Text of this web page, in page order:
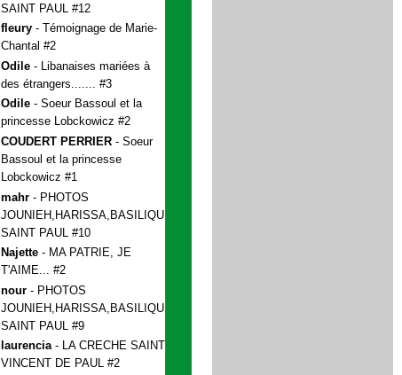
SAINT PAUL #12
fleury - Témoignage de Marie-
Chantal #2
Odile - Libanaises mariées à
des étrangers....... #3
Odile - Soeur Bassoul et la
princesse Lobckowicz #2
COUDERT PERRIER - Soeur
Bassoul et la princesse
Lobckowicz #1
mahr - PHOTOS
JOUNIEH,HARISSA,BASILIQUE
SAINT PAUL #10
Najette - MA PATRIE, JE
T'AIME... #2
nour - PHOTOS
JOUNIEH,HARISSA,BASILIQUE
SAINT PAUL #9
laurencia- LA CRECHE SAINT
VINCENT DE PAUL #2